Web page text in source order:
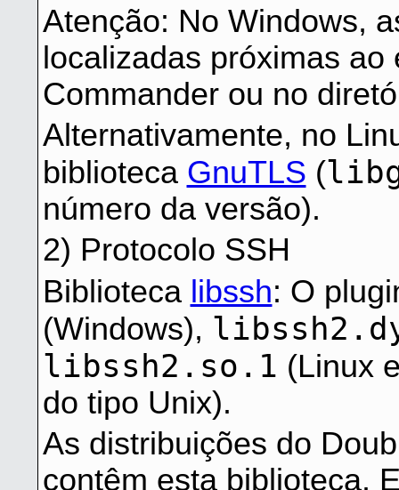
Atenção: No Windows,
localizadas próximas
Commander ou no
Alternativamente, no
biblioteca GnuTLS (
número da versão).
2) Protocolo SSH
Biblioteca libssh: O
(Windows),
libssh2.so.1 (Linux
do tipo Unix).
As distribuições do
contêm esta biblioteca.